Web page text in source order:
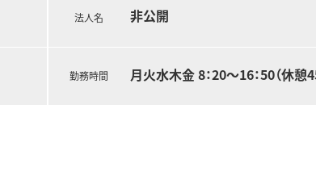
法人名 非公開
勤務時間 月火水木金 8：20～16：50（休憩